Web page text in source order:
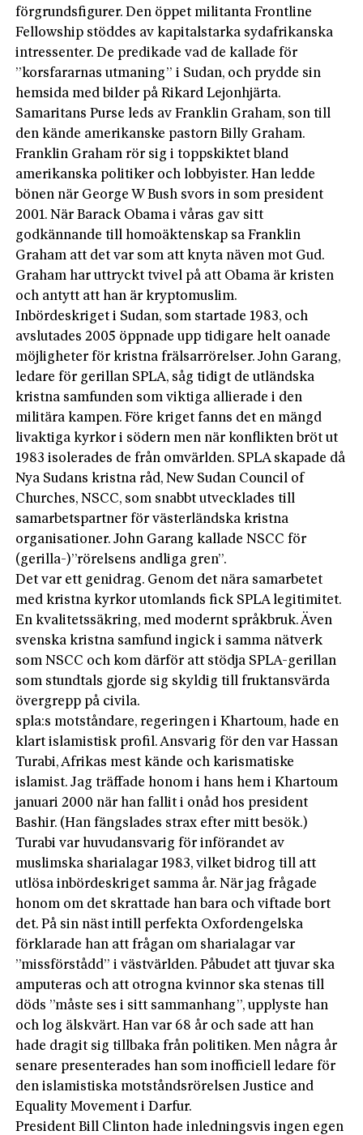
förgrundsfigurer. Den öppet militanta Frontline
Fellowship stöddes av kapitalstarka sydafrikanska
intressenter. De predikade vad de kallade för
”korsfararnas utmaning” i Sudan, och prydde sin
hemsida med bilder på Rikard Lejonhjärta.
Samaritans Purse leds av Franklin Graham, son till
den kände amerikanske pastorn Billy Graham.
Franklin Graham rör sig i toppskiktet bland
amerikanska politiker och lobbyister. Han ledde
bönen när George W Bush svors in som president
2001. När Barack Obama i våras gav sitt
godkännande till homoäktenskap sa Franklin
Graham att det var som att knyta näven mot Gud.
Graham har uttryckt tvivel på att Obama är kristen
och antytt att han är kryptomuslim.
Inbördeskriget i Sudan, som startade 1983, och
avslutades 2005 öppnade upp tidigare helt oanade
möjligheter för kristna frälsarrörelser. John Garang,
ledare för gerillan SPLA, såg tidigt de utländska
kristna samfunden som viktiga allierade i den
militära kampen. Före kriget fanns det en mängd
livaktiga kyrkor i södern men när konflikten bröt ut
1983 isolerades de från omvärlden. SPLA skapade då
Nya Sudans kristna råd, New Sudan Council of
Churches, NSCC, som snabbt utvecklades till
samarbetspartner för västerländska kristna
organisationer. John Garang kallade NSCC för
(gerilla-)”rörelsens andliga gren”.
Det var ett genidrag. Genom det nära samarbetet
med kristna kyrkor utomlands fick SPLA legitimitet.
En kvalitetssäkring, med modernt språkbruk. Även
svenska kristna samfund ingick i samma nätverk
som NSCC och kom därför att stödja SPLA-gerillan
som stundtals gjorde sig skyldig till fruktansvärda
övergrepp på civila.
spla:s motståndare, regeringen i Khartoum, hade en
klart islamistisk profil. Ansvarig för den var Hassan
Turabi, Afrikas mest kände och karismatiske
islamist. Jag träffade honom i hans hem i Khartoum
januari 2000 när han fallit i onåd hos president
Bashir. (Han fängslades strax efter mitt besök.)
Turabi var huvudansvarig för införandet av
muslimska sharialagar 1983, vilket bidrog till att
utlösa inbördeskriget samma år. När jag frågade
honom om det skrattade han bara och viftade bort
det. På sin näst intill perfekta Oxfordengelska
förklarade han att frågan om sharialagar var
”missförstådd” i västvärlden. Påbudet att tjuvar ska
amputeras och att otrogna kvinnor ska stenas till
döds ”måste ses i sitt sammanhang”, upplyste han
och log älskvärt. Han var 68 år och sade att han
hade dragit sig tillbaka från politiken. Men några år
senare presenterades han som inofficiell ledare för
den islamistiska motståndsrörelsen Justice and
Equality Movement i Darfur.
President Bill Clinton hade inledningsvis ingen egen